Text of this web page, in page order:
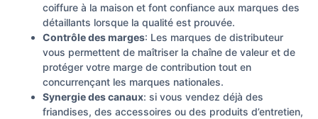
coiffure à la maison et font confiance aux marques des
détaillants lorsque la qualité est prouvée.
Contrôle des marges: Les marques de distributeur
vous permettent de maîtriser la chaîne de valeur et de
protéger votre marge de contribution tout en
concurrençant les marques nationales.
Synergie des canaux: si vous vendez déjà des
friandises, des accessoires ou des produits d’entretien,